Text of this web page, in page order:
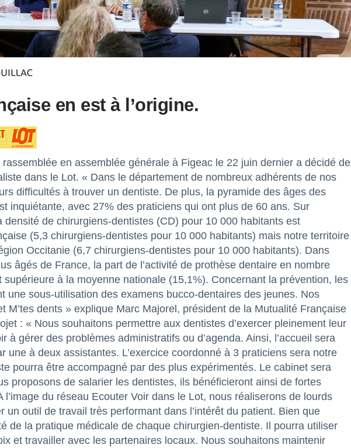
en est à l’origine.
en assemblée générale à Figeac le 22 juin dernier a décidé de
dans le Lot. « Dans le département de nombreux adhérents de nos
difficultés à trouver un dentiste. De plus, la pyramide des âges des
inquiétante, avec 27% des praticiens qui ont plus de 60 ans. Sur
densité de chirurgiens-dentistes (CD) pour 10 000 habitants est
(5,3 chirurgiens-dentistes pour 10 000 habitants) mais notre territoire
Occitanie (6,7 chirurgiens-dentistes pour 10 000 habitants). Dans
âgés de France, la part de l’activité de prothèse dentaire en nombre
supérieure à la moyenne nationale (15,1%). Concernant la prévention, les
une sous-utilisation des examens bucco-dentaires des jeunes. Nos
M’tes dents » explique Marc Majorel, président de la Mutualité Française
: « Nous souhaitons permettre aux dentistes d’exercer pleinement leur
gérer des problèmes administratifs ou d’agenda. Ainsi, l’accueil sera
une à deux assistantes. L’exercice coordonné à 3 praticiens sera notre
pourra être accompagné par des plus expérimentés. Le cabinet sera
proposons de salarier les dentistes, ils bénéficieront ainsi de fortes
l’image du réseau Ecouter Voir dans le Lot, nous réaliserons de lourds
un outil de travail très performant dans l’intérêt du patient. Bien que
de la pratique médicale de chaque chirurgien-dentiste. Il pourra utiliser
et travailler avec les partenaires locaux. Nous souhaitons maintenir